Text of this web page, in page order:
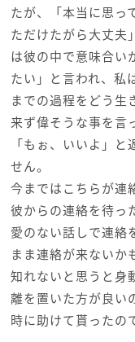
たが、「本当に思っ
ただけたがら大丈夫
は彼の中で意味合い
たい」と言われ、私
までの過程をどう生
来ず偉そうな事を言
「もぉ、いいよ」
せん。
今まではこちらが連
彼からの連絡を待っ
愛のない話しで連絡
まま連絡が来ないか
知れないと思うと身
離を置いた方が良い
時に助けて貰ったの